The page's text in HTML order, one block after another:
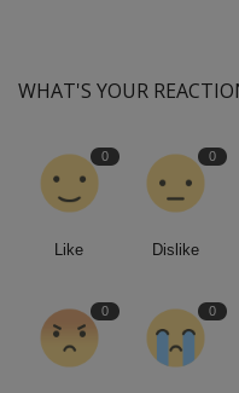
WHAT'S YOUR
0
Like
0
Dislike
0 0